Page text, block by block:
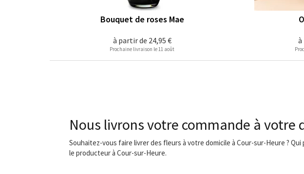
à partir de 24,95 €
Bouquet de roses Mae
Prochaine livraison le 11 août
à
Nous livrons votre commande à votre
Souhaitez-vous faire livrer des fleurs à votre domicile à Cour-sur-Heure ?
le producteur à Cour-sur-Heure.